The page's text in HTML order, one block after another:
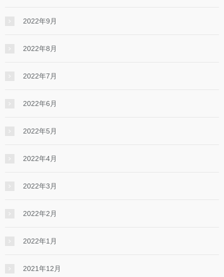
2022年9月
2022年8月
2022年7月
2022年6月
2022年5月
2022年4月
2022年3月
2022年2月
2022年1月
2021年12月